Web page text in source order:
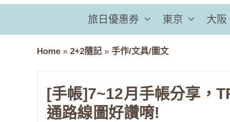
容
旅日優惠券 東京 大阪
Home » 2+2隨記 » 手作/文具/圖文
[手帳]7~12月手帳分享，
通路線圖好讚唷!